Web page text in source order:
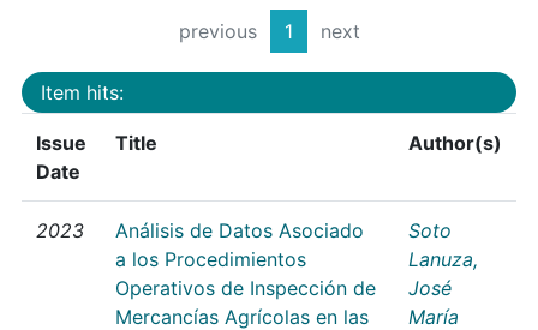
previous 1 next
Item hits:
Issue
Date
Title Author(s)
2023
Análisis de Datos Asociado
a los Procedimientos
Operativos de Inspección de
Mercancías Agrícolas en las
Soto
Lanuza,
José
María